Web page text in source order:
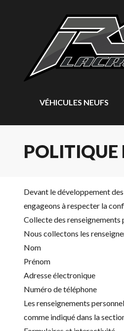
VÉHICULES NEUFS
POLITIQUE
Devant le développement
engageons à respecter la
Collecte des renseignements
Nous collectons les
Nom
Prénom
Adresse électronique
Numéro de téléphone
Les renseignements
comme indiqué dans la